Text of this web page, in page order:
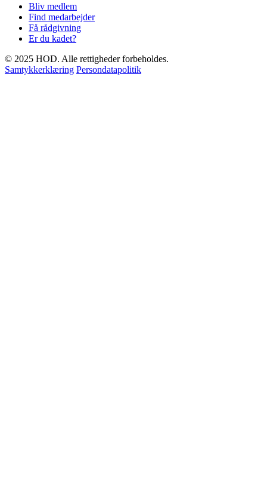
Bliv medlem
Find medarbejder
Få rådgivning
Er du kadet?
© 2025 HOD. Alle rettigheder forbeholdes.
Samtykkerklæring Persondatapolitik